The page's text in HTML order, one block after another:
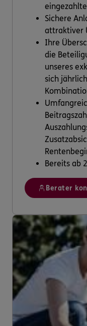
Sichere
attraktiver
Ihre
die
unseres
sich
Bereits ab
Berater